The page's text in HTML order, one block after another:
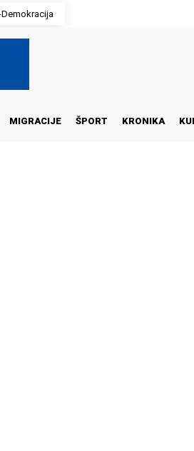
Demokracija
MIGRACIJE ŠPORT KRONIKA